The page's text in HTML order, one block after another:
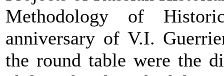
Methodology of
anniversary of V.I.
the round table were the